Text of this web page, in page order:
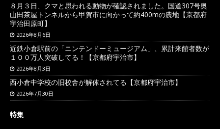
８月３日、クマと思われる動物が確認されました。国道307号奥
山田茶屋トンネルから甲賀市に向かって約400mの農地【京都府
宇治田原町】
2026年8月6日
近鉄小倉駅前の「ニンテンドーミュージアム」、累計来館者数が
１００万人突破してる！【京都府宇治市】
2026年8月3日
西小倉中学校の旧校舎が解体されてる【京都府宇治市】
2026年7月30日
特集